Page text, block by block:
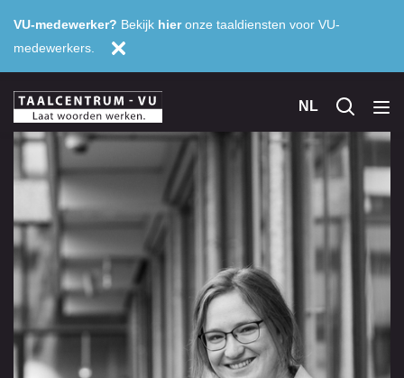
VU-medewerker? Bekijk hieronze taaldiensten voor VU-
medewerkers.
NL